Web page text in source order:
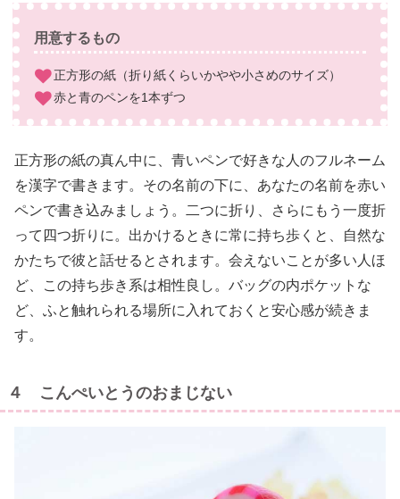
用意するもの
正方形の紙（折り紙くらいかやや小さめのサイズ）
赤と青のペンを1本ずつ
正方形の紙の真ん中に、青いペンで好きな人のフルネーム
を漢字で書きます。その名前の下に、あなたの名前を赤い
ペンで書き込みましょう。二つに折り、さらにもう一度折
って四つ折りに。出かけるときに常に持ち歩くと、自然な
かたちで彼と話せるとされます。会えないことが多い人ほ
ど、この持ち歩き系は相性良し。バッグの内ポケットな
ど、ふと触れられる場所に入れておくと安心感が続きま
す。
４ こんぺいとうのおまじない